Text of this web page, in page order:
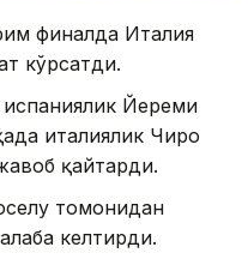
финалда Италия
кўрсатди.
Йереми
италиялик Чиро
қайтарди.
томонидан
келтирди.